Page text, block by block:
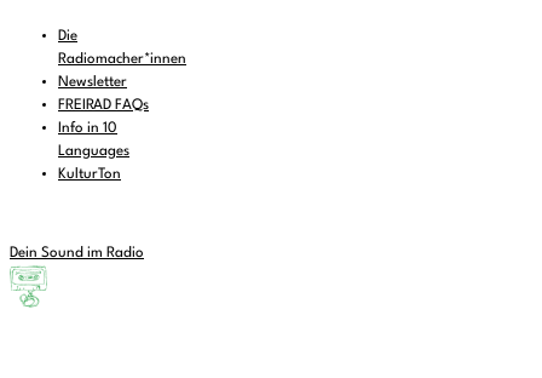
Die
Radiomacher*innen
Newsletter
FREIRAD FAQs
Info in 10
Languages
KulturTon
Dein Sound im Radio